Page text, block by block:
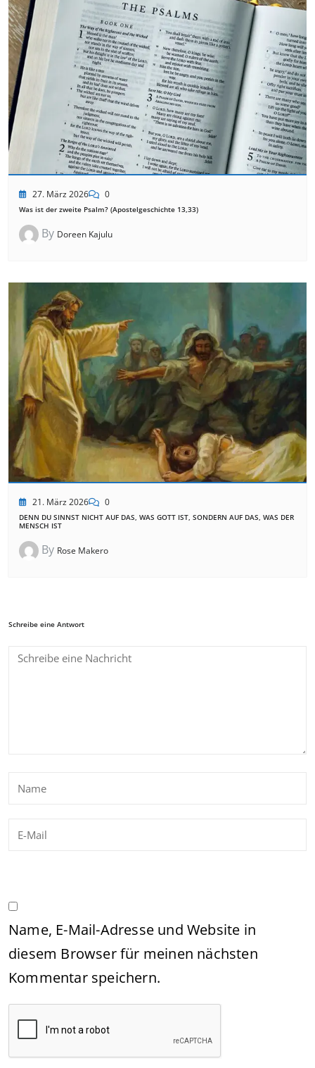
27. März 2026 0
Was ist der zweite Psalm? (Apostelgeschichte 13,33)
By Doreen Kajulu
21. März 2026 0
DENN DU SINNST NICHT AUF DAS, WAS GOTT IST, SONDERN AUF DAS, WAS DER
MENSCH IST
By Rose Makero
Schreibe eine Antwort
Name, E-Mail-Adresse und Website in
diesem Browser für meinen nächsten
Kommentar speichern.